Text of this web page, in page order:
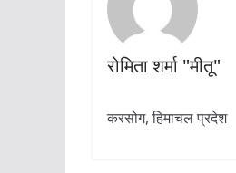
रोमिता शर्मा "मीतू"
करसोग, हिमाचल प्रदेश